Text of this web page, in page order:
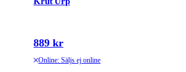
889 kr
Online: Säljs ej online